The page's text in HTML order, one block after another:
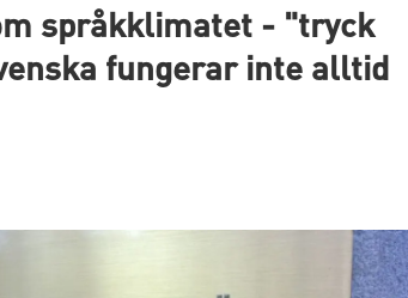
språkklimatet - "tryck
fungerar inte alltid